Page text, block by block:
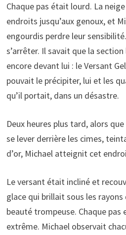
Chaque pas était lourd. La
endroits jusqu’aux genoux, et
engourdis perdre leur
s’arrêter. Il savait que la
encore devant lui : le Versant
pouvait le précipiter, lui et les
qu’il portait, dans un désastre.
Deux heures plus tard, alors
se lever derrière les cimes,
d’or, Michael atteignit cet
Le versant était incliné et
glace qui brillait sous les
beauté trompeuse. Chaque pas
extrême. Michael observait